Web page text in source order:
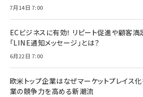
7月14日 7:00
ECビジネスに有効！ リピート促進や顧客
「LINE通知メッセージ」とは？
6月22日 7:00
欧米トップ企業はなぜマーケットプレイス
業の競争力を高める新潮流